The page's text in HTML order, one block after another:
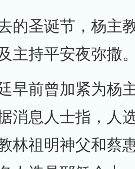
的圣诞节，杨主
主持平安夜弥撒
早前曾加紧为杨
消息人士指，人
林祖明神父和蔡